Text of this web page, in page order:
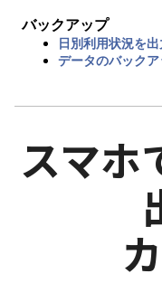
バックアップ
日別利用状況を
データのバック
スマホ